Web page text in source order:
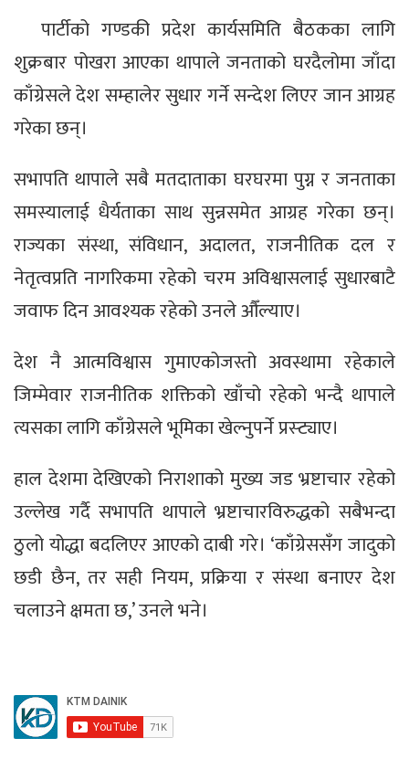
पार्टीको गण्डकी प्रदेश कार्यसमिति बैठकका लागि
शुक्रबार पोखरा आएका थापाले जनताको घरदैलोमा जाँदा
काँग्रेसले देश सम्हालेर सुधार गर्ने सन्देश लिएर जान आग्रह
गरेका छन्।
सभापति थापाले सबै मतदाताका घरघरमा पुग्न र जनताका
समस्यालाई धैर्यताका साथ सुन्नसमेत आग्रह गरेका छन्।
राज्यका संस्था, संविधान, अदालत, राजनीतिक दल र
नेतृत्वप्रति नागरिकमा रहेको चरम अविश्वासलाई सुधारबाटै
जवाफ दिन आवश्यक रहेको उनले औँल्याए।
देश नै आत्मविश्वास गुमाएकोजस्तो अवस्थामा रहेकाले
जिम्मेवार राजनीतिक शक्तिको खाँचो रहेको भन्दै थापाले
त्यसका लागि काँग्रेसले भूमिका खेल्नुपर्ने प्रस्ट्याए।
हाल देशमा देखिएको निराशाको मुख्य जड भ्रष्टाचार रहेको
उल्लेख गर्दै सभापति थापाले भ्रष्टाचारविरुद्धको सबैभन्दा
ठुलो योद्धा बदलिएर आएको दाबी गरे। ‘काँग्रेससँग जादुको
छडी छैन, तर सही नियम, प्रक्रिया र संस्था बनाएर देश
चलाउने क्षमता छ,’ उनले भने।